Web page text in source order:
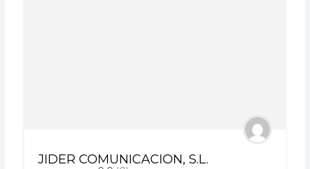
JIDER COMUNICACION, S.L.